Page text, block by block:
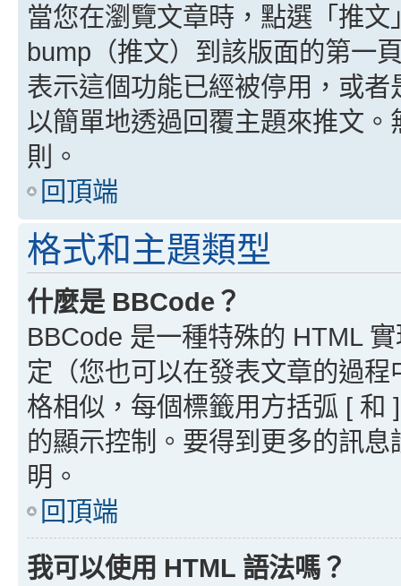
當您在瀏覽文章時，點選「推
bump（推文）到該版面的第一
表示這個功能已經被停用，或
以簡單地透過回覆主題來推文
則。
回頂端
格式和主題類型
什麼是 BBCode？
BBCode 是一種特殊的 HTML
定（您也可以在發表文章的過
格相似，每個標籤用方括弧 [ 和
的顯示控制。要得到更多的訊
明。
回頂端
我可以使用 HTML 語法嗎？